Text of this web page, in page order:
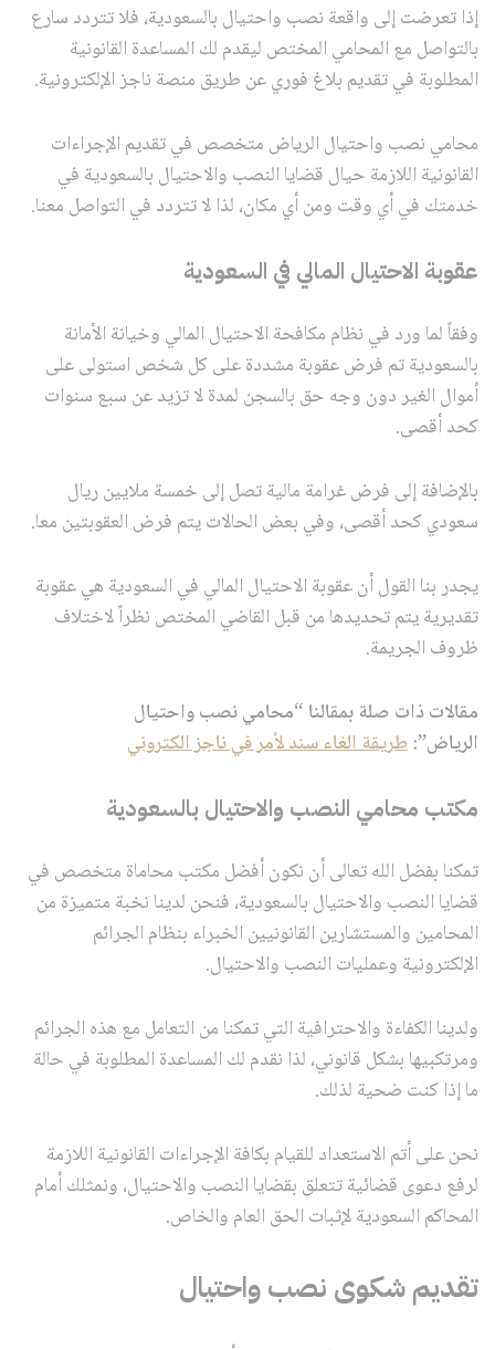
إذا تعرضت إلى واقعة نصب واحتيال بالسعودية، فلا تتردد سارع
بالتواصل مع المحامي المختص ليقدم لك المساعدة القانونية
المطلوبة في تقديم بلاغ فوري عن طريق منصة ناجز الإلكترونية.
محامي نصب واحتيال الرياض متخصص في تقديم الإجراءات
القانونية اللازمة حيال قضايا النصب والاحتيال بالسعودية في
خدمتك في أي وقت ومن أي مكان، لذا لا تتردد في التواصل معنا.
عقوبة الاحتيال المالي في السعودية
وفقاً لما ورد في نظام مكافحة الاحتيال المالي وخيانة الأمانة
بالسعودية تم فرض عقوبة مشددة على كل شخص استولى على
أموال الغير دون وجه حق بالسجن لمدة لا تزيد عن سبع سنوات
كحد أقصى.
بالإضافة إلى فرض غرامة مالية تصل إلى خمسة ملايين ريال
سعودي كحد أقصى، وفي بعض الحالات يتم فرض العقوبتين معا.
يجدر بنا القول أن عقوبة الاحتيال المالي في السعودية هي عقوبة
تقديرية يتم تحديدها من قبل القاضي المختص نظراً لاختلاف
ظروف الجريمة.
مقالات ذات صلة بمقالنا “محامي نصب واحتيال
الرياض”:طريقة الغاء سند لأمر في ناجز الكتروني
مكتب محامي النصب والاحتيال بالسعودية
تمكنا بفضل الله تعالى أن نكون أفضل مكتب محاماة متخصص في
قضايا النصب والاحتيال بالسعودية، فنحن لدينا نخبة متميزة من
المحامين والمستشارين القانونيين الخبراء بنظام الجرائم
الإلكترونية وعمليات النصب والاحتيال.
ولدينا الكفاءة والاحترافية التي تمكنا من التعامل مع هذه الجرائم
ومرتكبيها بشكل قانوني، لذا نقدم لك المساعدة المطلوبة في حالة
ما إذا كنت ضحية لذلك.
نحن على أتم الاستعداد للقيام بكافة الإجراءات القانونية اللازمة
لرفع دعوى قضائية تتعلق بقضايا النصب والاحتيال، ونمثلك أمام
المحاكم السعودية لإثبات الحق العام والخاص.
تقديم شكوى نصب واحتيال